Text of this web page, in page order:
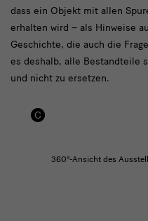
dass ein Objekt mit allen
erhalten wird – als Hinweise
Geschichte, die auch die
es deshalb, alle Bestandteile
und nicht zu ersetzen.
360°-Ansicht des